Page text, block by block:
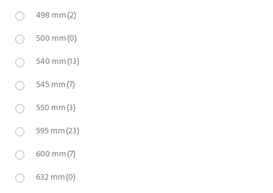
498 mm(2)
500 mm(0)
540 mm(13)
545 mm(7)
550 mm(3)
595 mm(23)
600 mm(7)
632 mm(0)